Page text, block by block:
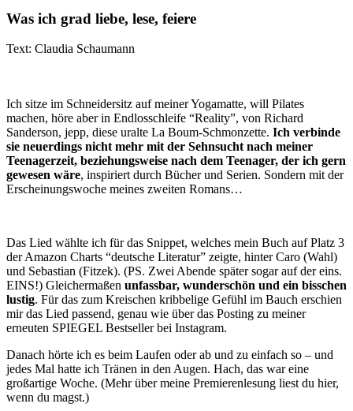
Was ich grad liebe, lese, feiere
Text: Claudia Schaumann
Ich sitze im Schneidersitz auf meiner Yogamatte, will Pilates
machen, höre aber in Endlosschleife “Reality”, von Richard
Sanderson, jepp, diese uralte La Boum-Schmonzette. Ich verbinde
sie neuerdings nicht mehr mit der Sehnsucht nach meiner
Teenagerzeit, beziehungsweise nach dem Teenager, der ich gern
gewesen wäre, inspiriert durch Bücher und Serien. Sondern mit der
Erscheinungswoche meines zweiten Romans…
Das Lied wählte ich für das Snippet, welches mein Buch auf Platz 3
der Amazon Charts “deutsche Literatur” zeigte, hinter Caro (Wahl)
und Sebastian (Fitzek). (PS. Zwei Abende später sogar auf der eins.
EINS!) Gleichermaßen unfassbar, wunderschön und ein bisschen
lustig. Für das zum Kreischen kribbelige Gefühl im Bauch erschien
mir das Lied passend, genau wie über das Posting zu meiner
erneuten SPIEGEL Bestseller bei Instagram.
Danach hörte ich es beim Laufen oder ab und zu einfach so – und
jedes Mal hatte ich Tränen in den Augen. Hach, das war eine
großartige Woche. (Mehr über meine Premierenlesung liest du hier,
wenn du magst.)